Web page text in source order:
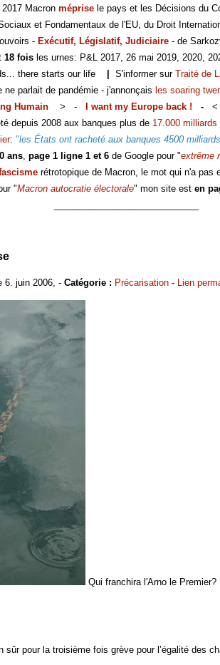
Macron méprisele pays et les Décisions du
et Fondamentaux de l'EU, du Droit
- Exécutif, Législatif, Judiciaire - de
18 foisles urnes: P&L 2017, 26 mai 2019, 2020,
there starts our life S'informer sur Traité de
ne parlait de pandémie - j'annonçais les soaring
Humain > - I want my Europe back ! -
depuis 2008 aux banques plus de 17.000 milliards
: "les États ont racheté aux banques 4500
ans, page 1 ligne 1 et 6 de Google pour "extrême
rétrotopique de Macron, le mot qui n'a pas
"Macron autocratie électorale" mon site est en
6. juin 2006, - Catégorie : Précarisation - Lien
Qui franchira l'Arno le Premier?
sûr pour la troisième fois grève pour l’égalité des